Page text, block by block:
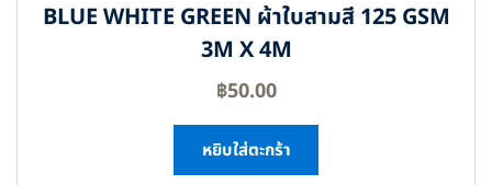
BLUE WHITE GREEN ผ้าใบสามสี 125 GSM
3M X 4M
฿50.00
หยิบใส่ตะกร้า